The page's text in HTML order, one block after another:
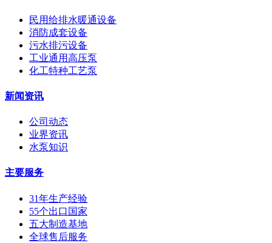
民用给排水暖通设备
消防成套设备
污水排污设备
工业通用高压泵
化工特种工艺泵
新闻资讯
公司动态
业界资讯
水泵知识
主要服务
31年生产经验
55个出口国家
五大制造基地
全球售后服务